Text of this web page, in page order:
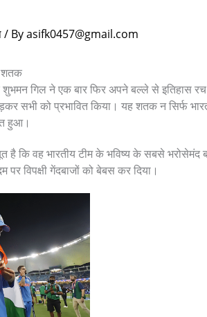
/ Byasifk0457@gmail.com
शतक
गिल ने एक बार फिर अपने बल्ले से इतिहास
सभी को प्रभावित किया। यह शतक न सिर्फ
हुआ।
है कि वह भारतीय टीम के भविष्य के सबसे
विपक्षी गेंदबाजों को बेबस कर दिया।